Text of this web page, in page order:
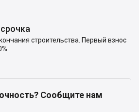
строительства. Первый взнос
Сообщите нам